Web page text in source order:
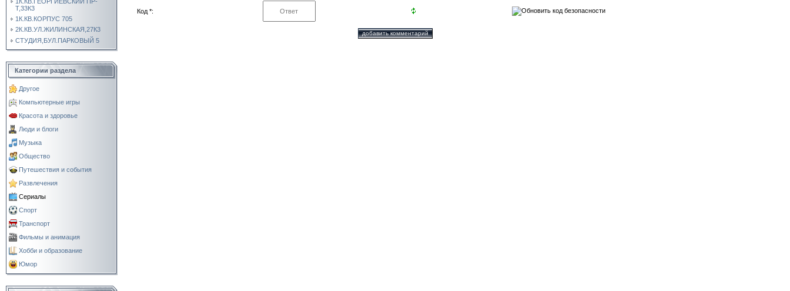
Т,33К3
1К.КВ.КОРПУС 705
2К.КВ.УЛ.ЖИЛИНСКАЯ,27К3
СТУДИЯ,БУЛ.ПАРКОВЫЙ 5
Категории раздела
Другое
Компьютерные игры
Красота и здоровье
Люди и блоги
Музыка
Общество
Путешествия и события
Развлечения
Сериалы
Спорт
Транспорт
Фильмы и анимация
Хобби и образование
Юмор
Код *: